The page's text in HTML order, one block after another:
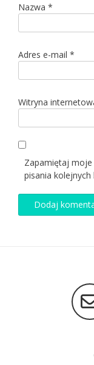
Nazwa *
Adres e-mail *
Witryna
Zapamiętaj moje
pisania